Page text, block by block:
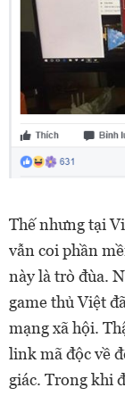
Thế nhưng tại
vẫn coi phần
này là trò đùa.
game thủ Việt
mạng xã hội.
link mã độc về
giác. Trong khi